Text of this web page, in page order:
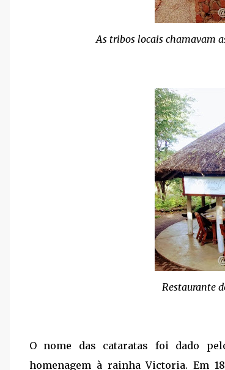
As tribos locais chamavam
Restaurante
O nome das cataratas foi dado
homenagem à rainha Victoria. Em